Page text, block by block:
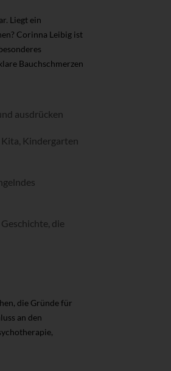
Liegt ein
Corinna Leibig ist
Bauchschmerzen
ausdrücken
Kindergarten
die
die Gründe für
an den